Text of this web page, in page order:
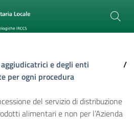
e degli enti
per ogni procedura
/
del servizio di distribuzione
alimentari e non per l’Azienda